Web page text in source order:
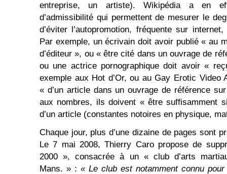
entreprise, un artiste). Wikipédia a en
d’admissibilité qui permettent de mesurer le
d’éviter l’autopromotion, fréquente sur
Par exemple, un écrivain doit avoir publié « au
d’éditeur », ou « être cité dans un ouvrage de
ou une actrice pornographique doit avoir «
exemple aux Hot d’Or, ou au Gay Erotic Video
« d’un article dans un ouvrage de référence
aux nombres, ils doivent « être suffisamment
d’un article (constantes notoires en physique,
Chaque jour, plus d’une dizaine de pages sont
Le 7 mai 2008, Thierry Caro propose de
2000 », consacrée à un « club d’arts
Mans. » : « Le club est notamment connu